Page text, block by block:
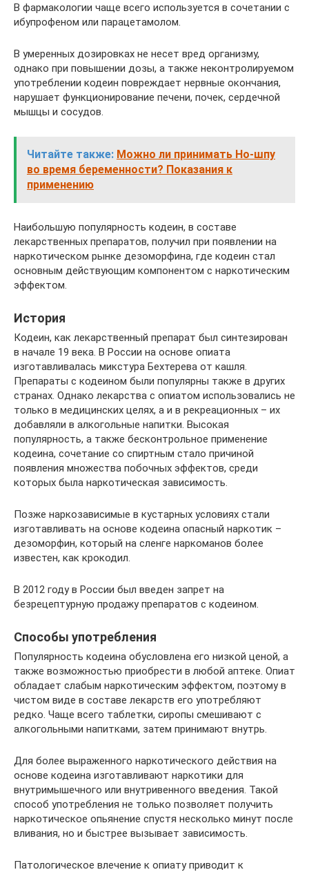
В фармакологии чаще всего используется в сочетании с
ибупрофеном или парацетамолом.
В умеренных дозировках не несет вред организму,
однако при повышении дозы, а также неконтролируемом
употреблении кодеин повреждает нервные окончания,
нарушает функционирование печени, почек, сердечной
мышцы и сосудов.
Читайте также: Можно ли принимать Но-шпу
во время беременности? Показания к
применению
Наибольшую популярность кодеин, в составе
лекарственных препаратов, получил при появлении на
наркотическом рынке дезоморфина, где кодеин стал
основным действующим компонентом с наркотическим
эффектом.
История
Кодеин, как лекарственный препарат был синтезирован
в начале 19 века. В России на основе опиата
изготавливалась микстура Бехтерева от кашля.
Препараты с кодеином были популярны также в других
странах. Однако лекарства с опиатом использовались не
только в медицинских целях, а и в рекреационных – их
добавляли в алкогольные напитки. Высокая
популярность, а также бесконтрольное применение
кодеина, сочетание со спиртным стало причиной
появления множества побочных эффектов, среди
которых была наркотическая зависимость.
Позже наркозависимые в кустарных условиях стали
изготавливать на основе кодеина опасный наркотик –
дезоморфин, который на сленге наркоманов более
известен, как крокодил.
В 2012 году в России был введен запрет на
безрецептурную продажу препаратов с кодеином.
Способы употребления
Популярность кодеина обусловлена его низкой ценой, а
также возможностью приобрести в любой аптеке. Опиат
обладает слабым наркотическим эффектом, поэтому в
чистом виде в составе лекарств его употребляют
редко. Чаще всего таблетки, сиропы смешивают с
алкогольными напитками, затем принимают внутрь.
Для более выраженного наркотического действия на
основе кодеина изготавливают наркотики для
внутримышечного или внутривенного введения. Такой
способ употребления не только позволяет получить
наркотическое опьянение спустя несколько минут после
вливания, но и быстрее вызывает зависимость.
Патологическое влечение к опиату приводит к